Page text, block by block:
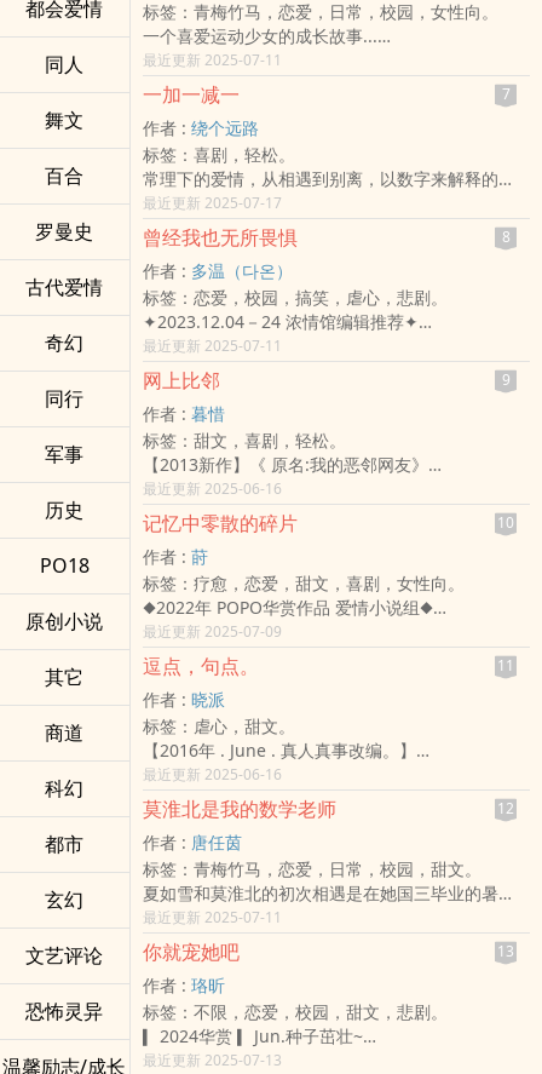
都会爱情
同人
舞文
百合
罗曼史
古代爱情
奇幻
同行
军事
历史
PO18
原创小说
其它
商道
科幻
都市
玄幻
文艺评论
恐怖灵异
温馨励志/成长
底图绘师：雒珈
来访的你们可以帮我在下面留个脚印~留言都会回哒!
第一次挑战长篇小说，请大家多多包涵!
外。
但她早已习惯替当模特儿的姊姊收粉丝信。
「没问题，我会把你的信确实交给我姊姊的。」
「所以我不是让妳别误会了吗？」
一时之间，她并没有意会过来。
「别误会的意思是，这封信不是给妳的姊姊，而是
给妳的。」
--书封感谢 谷米--
标签：青梅竹马，恋爱，日常，校园，女性向。
一个喜爱运动少女的成长故事...
在赛场上挥洒青春的Candice ，拥有许多平凡人没
有的条件，家境富裕，外型出众，智商不俗，但没
想过她会每打开一扇窗，后脚就会被上帝关上，经
历种种磨难，甚至鬼门关走一遭。
最终她能否打开属于自己的那道门呢？与男主们又
能擦出什么火花乃至于改变人生呢？
内容关于各个人物、学校机关、各项竞技、规则，
虽参考现实但多属虚构，禁不起深究，请以休闲心
态视之。
预告：非1V1，BG合并BL，男主人数待定，雷者慎
最近更新 2025-07-11
一加一减一 7
作者 : 绕个远路
标签：喜剧，轻松。
常理下的爱情，从相遇到别离，以数字来解释的
话，就像一加一减一。
简单来说，这个算式的最后，剩下的还是自己一个
人。
就算两人将来结婚了、一起白头偕老，总有一天也
会面临生离死别吧？
以上，你是这么告诉我的。
「不能再加上一个『一』吗？」
「很多人都是这么做的。」
然后，因为这个不晓得是谁定义出来的鬼算式，我
竟然被甩掉了？
「你一直这样想不就永远都不能谈恋爱了吗？」
「思想是自由的，可改变与不改变。」
既然如此，我一定要让你改变那个扭曲的想法。
你给我走着瞧！
¸.•*¨*•♫♪♪♫•*¨*•.¸❤❤¸.•*¨*•♫♪
♫♪ 图片来源为网路，如有侵权，将会立即撤下。
♪♫•*¨*•.¸❤❤¸.•*¨*•♫♪♪♫•*¨*•.¸❤❤
¸.•*¨*•♫♪♪♫•*¨*•.¸❤❤¸.•*¨*•♫♪
最近更新 2025-07-17
曾经我也无所畏惧 8
作者 : 多温（다온）
标签：恋爱，校园，搞笑，虐心，悲剧。
✦2023.12.04－24 浓情馆编辑推荐✦
本作转收费模式，感恩大家愿意以小额付费的方式
支持线上原创作品
※台币兑换PO币比例为 1：100，全书购买只需台币
约 50元
//
——笑得大声一点，悲伤就能听不见。
「我也知道要呼吸，但就是会不自觉沉下去。」
众所周知，周妄沉的座右铭是：天不怕、地不怕，
见我都得跪着爬！
然而什么都不怕的他，却在认识温心以后，第一次
尝到害怕的滋味。
他心想——人活久了真他妈什么都能遇到！
后来他才知道，原来她所有的明媚，都带着忧郁的
色调。
「周妄沉，我什么都没有了。」
「妳还有我，我会给妳很多很多很多的爱。」
当周妄沉第二次救下她时，温心就知道，他比她自
己更希望她能活着，
每当看见他时，她好像就能触摸到生命的延续。
我会紧紧抱着妳，连带这个让人受伤的世界。
这样，我们就能一起活下去⋯⋯
心心，心心。妳听我说——周妄沉爱妳。
真的很爱很爱、很爱妳⋯⋯
｜碎碎念｜
∞ 修缮中⋯⋯
∞ 世界如此喧嚣，而我爱你
∞ 系列相关作：《就让风替我告白》《去见妳的路
上》
｜大声公｜
∞ 多温本人人美心善好相处，欢迎收藏阅读之余也
最近更新 2025-07-11
网上比邻 9
作者 : 暮惜
标签：甜文，喜剧，轻松。
【2013新作】《 原名:我的恶邻网友》
宇宙，不断变换，地球不停转动，
人的脚步何曾停过，你，可愿意为我停留一秒？
让时间定格，让地球停转。
整个世界只为你我而存在。
娇憨小绵羊V.S嘴贱腹黑蛇。
原本是网友的两人在现实生活中没有任何交集，
但却在一场因缘际会之下，竟成了邻居!
这惊吓指数根本是百分之百，
是上天再捉弄我，还是命运本该就是如此，充满曲
折和『离奇』?
是千里姻缘一线牵，还是千里孽缘缠上身?
她只是一介默默无闻的小说家，没什么大志向，也
不求人生要浪花激石，
她只要平安，顺遂的度过一生就好了，但上天就是
不放过她，
先是男友将她给甩了，然后顺道被多年好友背叛，
现在又惹上了，邪恶无比的大黑蛇缠上身，这到底
是幸还是非常不幸?
原本是两个世界的我们，在几千万次的擦肩而过，
终于相遇，回眸瞬间犹如一眼万年，曾在爱情的路
犹疑、徬徨，前进，成了我们的选择，当下定决心
时，你就成了我生命笔记里最甜蜜的注解。
【暮惜猫窝】(*'v`*)゜ │【柳絮因风起系列】
【First Love 初恋微涩♥】
最近更新 2025-06-16
记忆中零散的碎片 10
作者 : 莳
标签：疗愈，恋爱，甜文，喜剧，女性向。
◆2022年 POPO华赏作品 爱情小说组◆
【 2022年 6月 】
当碎片拼凑起来，便是你的形状。
她如记忆般的美好，但是他知道，自己是害她陷入
渊源的一份子。
十岁那年，他亲眼看到他暗恋的女孩被同学恶意欺
负。
他挺身而出，选择了对女孩默默守护。
女孩被欺负后，他总是默默拿出医药箱、陪着她说
着大大小小的心事，包含他内心深处无法诉说的秘
密。
这个女孩是他的光，却因为一场意外而被捻熄。
如果当年可以及时保护她，那结果是不是不一样？
他不断的自问。但脑海里却也出现一句话。
你的存在仅是给人带来不幸。
抱着这个亏欠打算活一辈子的他，没想到看到了生
活中会走入另一个女孩。
一样温柔婉约、一样是他的光。
一开始原以为他可以逃的远，却发现自己的心逃不
远。
最近更新 2025-07-09
逗点，句点。 11
作者 : 晓派
标签：虐心，甜文。
【2016年 . June . 真人真事改编。】
☆6 / 1 4 一点都不甜的虐文上映！☆
| 文案 |
――「我们的故事只有逗点的延续，没有最终的句
点。」
或许对于我来说，爱情总是懵懵懂懂的。
曾经我是那么的讨厌他……是什么时候开始，我们的
关系渐渐变了？
我以为我可以逃避对他的感情，将那些有关他的回
忆通通忘掉，我以为或许换一个新的环境重新开始
会比较好。
但，什么时候我变得越来越不像自己了？
我掩盖的了内心的自己，却掩盖不了过去的回忆。
再次遇见他，
最近更新 2025-06-16
莫淮北是我的数学老师 12
作者 : 唐任茵
标签：青梅竹马，恋爱，日常，校园，甜文。
夏如雪和莫淮北的初次相遇是在她国三毕业的暑
假，一个在球场上，一个在树下。 一阵阵微风，夏
如雪吃着饼干，莫淮北主动找她说话。夏如雪回绝
他，夏如雪看出来，他和自己一样，他们同样是活
泼的人。其实莫淮北知道她小时候的一切。禁忌的
师生关系，少女的绮思，一个吵闹的班级，父母给
他们的压力。逃吧…
最近更新 2025-07-11
你就宠她吧 13
作者 : 珞昕
标签：不限，恋爱，校园，甜文，悲剧。
▎2024华赏 ▎Jun.种子茁壮~
于是她戴上伪装试图制衡难以掌控的世界，却变成
最近更新 2025-07-13